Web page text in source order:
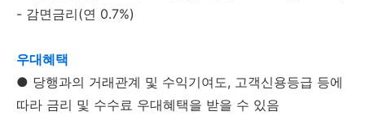
- 감면금리(연 0.7%)
우대혜택
● 당행과의 거래관계 및 수익기여도, 고객신용등급 등에
따라 금리 및 수수료 우대혜택을 받을 수 있음